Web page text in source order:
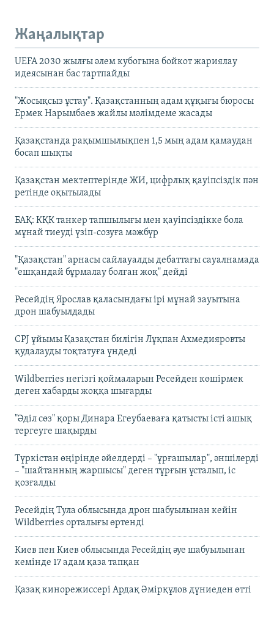
Жаңалықтар
UEFA 2030 жылғы әлем кубогына бойкот жариялау
идеясынан бас тартпайды
"Жосықсыз ұстау". Қазақстанның адам құқығы бюросы
Ермек Нарымбаев жайлы мәлімдеме жасады
Қазақстанда рақымшылықпен 1,5 мың адам қамаудан
босап шықты
Қазақстан мектептерінде ЖИ, цифрлық қауіпсіздік пән
ретінде оқытылады
БАҚ: КҚК танкер тапшылығы мен қауіпсіздікке бола
мұнай тиеуді үзіп-созуға мәжбүр
"Қазақстан" арнасы сайлауалды дебаттағы сауалнамада
"ешқандай бұрмалау болған жоқ" дейді
Ресейдің Ярослав қаласындағы ірі мұнай зауытына
дрон шабуылдады
CPJ ұйымы Қазақстан билігін Лұқпан Ахмедияровты
қудалауды тоқтатуға үндеді
Wildberries негізгі қоймаларын Ресейден көшірмек
деген хабарды жоққа шығарды
"Әділ сөз" қоры Динара Егеубаеваға қатысты істі ашық
тергеуге шақырды
Түркістан өңірінде әйелдерді – "ұрғашылар", әншілерді
– "шайтанның жаршысы" деген тұрғын ұсталып, іс
қозғалды
Ресейдің Тула облысында дрон шабуылынан кейін
Wildberries орталығы өртенді
Киев пен Киев облысында Ресейдің әуе шабуылынан
кемінде 17 адам қаза тапқан
Қазақ кинорежиссері Ардақ Әмірқұлов дүниеден өтті